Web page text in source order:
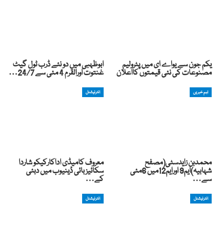
یکم جون سے یواے ای میں پٹرولیم
مصنوعات کی نئی قیمتوں کااعلان
ابوظہبی میں دو نئے ڈرب ٹول گیٹ
غنتوت اورالقرم 4 مئی سے 24/7…
اہم خبریں
محمدبن زایدسٹی(مصفح
شہابیہ)ایم9 اورایم12میں 6مئی
سے…
انٹرنیشنل
معروف کامیڈی اداکارکیکو شاردا
سکائیز بائی ڈینیوب میں دبئی
کے…
انٹرنیشنل انٹرنیشنل